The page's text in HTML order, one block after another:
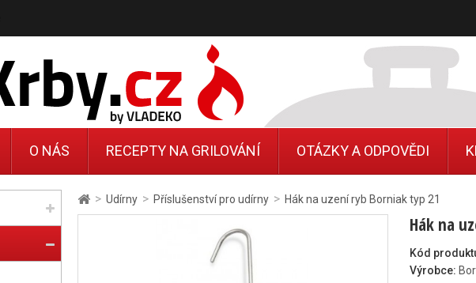
> Udírny > Příslušenství pro udírny > Hák na uzení ryb Borniak typ 21
Hák na
Kód
Výrobce:
O NÁS RECEPTY NA GRILOVÁNÍ OTÁZKY A ODPOVĚDI